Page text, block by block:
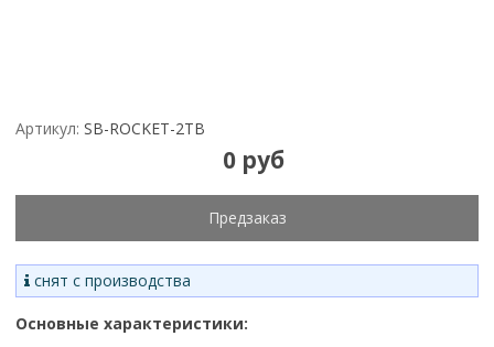
Артикул: SB-ROCKET-2TB
0 руб
Предзаказ
снят с производства
Основные характеристики: